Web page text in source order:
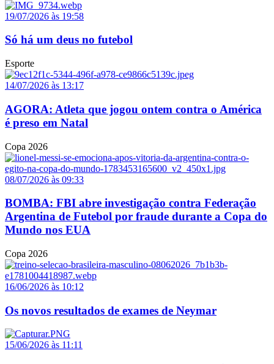
19/07/2026 às 19:58
Só há um deus no futebol
Esporte
14/07/2026 às 13:17
AGORA: Atleta que jogou ontem contra o América
é preso em Natal
Copa 2026
08/07/2026 às 09:33
BOMBA: FBI abre investigação contra Federação
Argentina de Futebol por fraude durante a Copa do
Mundo nos EUA
Copa 2026
16/06/2026 às 10:12
Os novos resultados de exames de Neymar
15/06/2026 às 11:11